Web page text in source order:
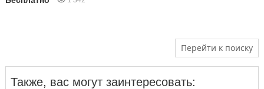
Перейти к поиску
Также, вас могут заинтересовать: